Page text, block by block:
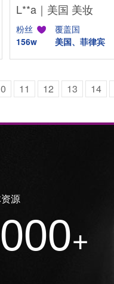
L**a｜美国 美妆
粉丝
156w
覆盖国
美国、菲律宾
11 12 13 14
源
+